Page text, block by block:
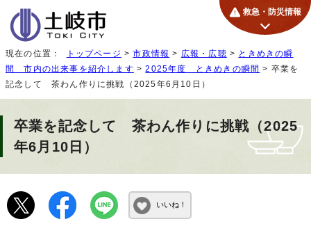
救急・防災情報
現在の位置： トップページ >市政情報 > 広報・広聴 > ときめきの瞬
間 市内の出来事を紹介します >2025年度 ときめきの瞬間 > 卒業を
記念して 茶わん作りに挑戦（2025年6月10日）
卒業を記念して 茶わん作りに挑戦（2025
年6月10日）
いいね！